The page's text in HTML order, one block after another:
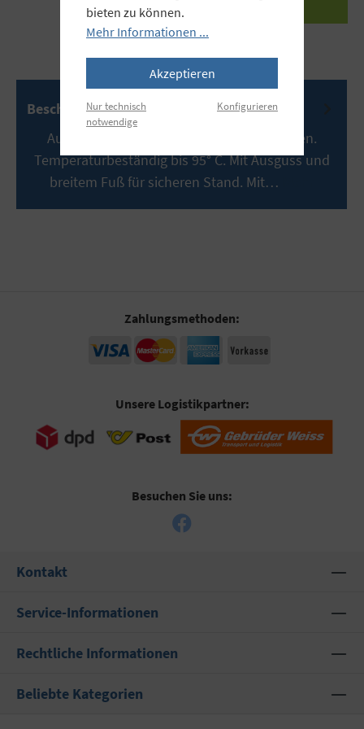
Beschreibung
Aus chemikalienbeständigem Polypropylen.
Temperaturbeständig bis 95° C. Mit Ausguss und
breitem Fuß für sicheren Stand. Mit…
Zahlungsmethoden:
Unsere Logistikpartner:
Besuchen Sie uns:
Kontakt
Service-Informationen
Rechtliche Informationen
Beliebte Kategorien
bieten zu können.
Mehr Informationen ...
Akzeptieren
Nur technisch
notwendige
Konfigurieren